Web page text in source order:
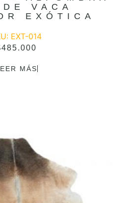
VACA
EXÓTICA
EXT-014
485.000
MÁS